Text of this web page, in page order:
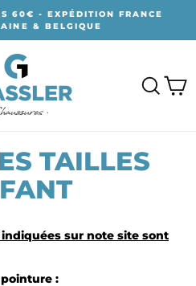
60€ - EXPÉDITION FRANCE
& BELGIQUE
TAILLES
sur note site sont
: